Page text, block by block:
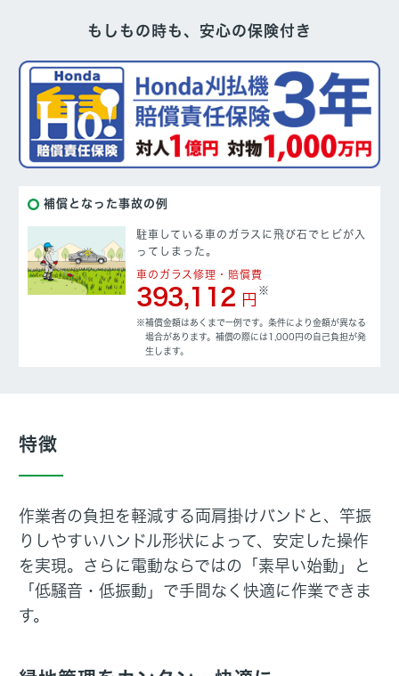
もしもの時も、安心の保険付き
補償となった事故の例
駐車している車のガラスに飛び石でヒビが 入
ってしまった。
車のガラス修理・賠償費
393,112 円
※
※補償金額はあくまで一例です。条件により金額が異なる
場合があります。補償の際には1,000円の自己負担が発
生します。
特徴
作業者の負担を軽減する両肩掛けバンドと、竿振
りしやすいハンドル形状によって、安定した操作
を実現。さらに電動ならではの「素早い始動」と
「低騒音・低振動」で手間なく快適に作業できま
す。